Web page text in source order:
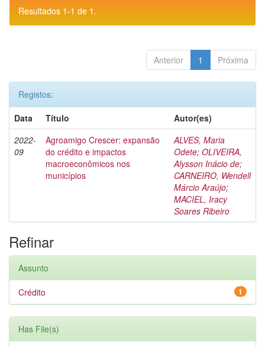
Resultados 1-1 de 1.
Anterior 1 Próxima
Registos:
Data
Título
Autor(es)
2022-
09
Agroamigo Crescer: expansão
do crédito e impactos
macroeconômicos nos
municípios
ALVES, Maria
Odete; OLIVEIRA,
Alysson Inácio de;
CARNEIRO, Wendell
Márcio Araújo;
MACIEL, Iracy
Soares Ribeiro
Refinar
Assunto
1
Crédito
Has File(s)